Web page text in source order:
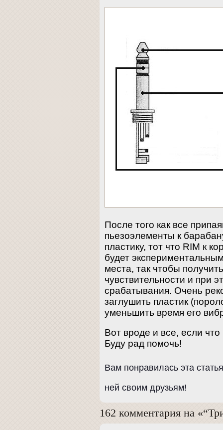
После того как все
пьезоэлементы к
пластику, тот что RIM к
будет
места, так чтобы
чувствительности и при
срабатывания. Очень
заглушить пластик
уменьшить время его
Вот вроде и все, если
Буду рад помочь!
Вам понравилась эта
ней своим друзьям!
162 комментария на